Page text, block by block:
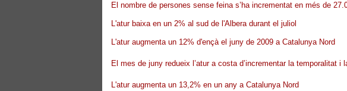
El nombre de persones sense feina s’ha incrementat en més de
L'atur baixa en un 2% al sud de l'Albera durant el juliol
L'atur augmenta un 12% d'ençà el juny de 2009 a Catalunya Nord
El mes de juny redueix l’atur a costa d’incrementar la temporalitat i
L'atur augmenta un 13,2% en un any a Catalunya Nord